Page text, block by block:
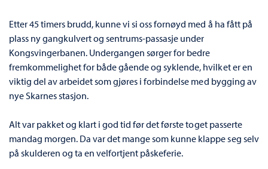
Etter 45 timers brudd, kunne vi si oss fornøyd med å ha fått på
plass ny gangkulvert og sentrums-passasje under
Kongsvingerbanen. Undergangen sørger for bedre
fremkommelighet for både gående og syklende, hvilket er en
viktig del av arbeidet som gjøres i forbindelse med bygging av
nye Skarnes stasjon.
Alt var pakket og klart i god tid før det første toget passerte
mandag morgen. Da var det mange som kunne klappe seg selv
på skulderen og ta en velfortjent påskeferie.